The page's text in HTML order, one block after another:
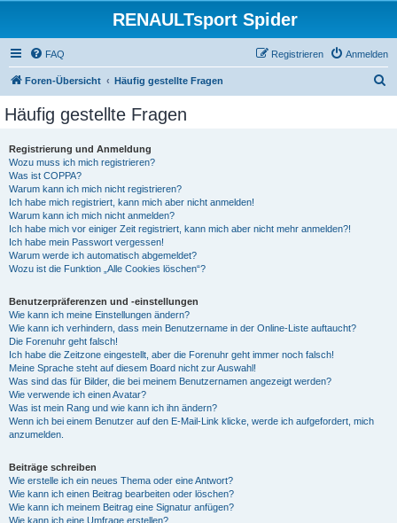
RENAULTsport Spider
FAQ Anmelden
Registrieren
Foren-Übersicht Häufig gestellte Fragen
Häufig gestellte Fragen
Registrierung und Anmeldung
Wozu muss ich mich registrieren?
Was ist COPPA?
Warum kann ich mich nicht registrieren?
Ich habe mich registriert, kann mich aber nicht anmelden!
Warum kann ich mich nicht anmelden?
Ich habe mich vor einiger Zeit registriert, kann mich aber nicht mehr anmelden?!
Ich habe mein Passwort vergessen!
Warum werde ich automatisch abgemeldet?
Wozu ist die Funktion „Alle Cookies löschen“?
Benutzerpräferenzen und -einstellungen
Wie kann ich meine Einstellungen ändern?
Wie kann ich verhindern, dass mein Benutzername in der Online-Liste auftaucht?
Die Forenuhr geht falsch!
Ich habe die Zeitzone eingestellt, aber die Forenuhr geht immer noch falsch!
Meine Sprache steht auf diesem Board nicht zur Auswahl!
Was sind das für Bilder, die bei meinem Benutzernamen angezeigt werden?
Wie verwende ich einen Avatar?
Was ist mein Rang und wie kann ich ihn ändern?
Wenn ich bei einem Benutzer auf den E-Mail-Link klicke, werde ich aufgefordert, mich
anzumelden.
Beiträge schreiben
Wie erstelle ich ein neues Thema oder eine Antwort?
Wie kann ich einen Beitrag bearbeiten oder löschen?
Wie kann ich meinem Beitrag eine Signatur anfügen?
Wie kann ich eine Umfrage erstellen?